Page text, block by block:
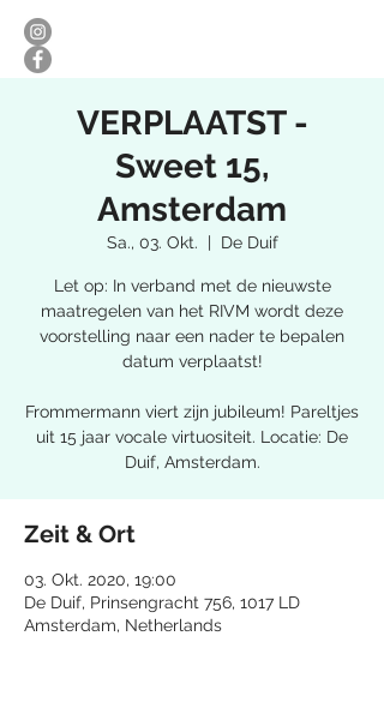
VERPLAATST -
Sweet 15,
Amsterdam
Sa., 03. Okt.
  |
De Duif
Let op: In verband met de nieuwste
maatregelen van het RIVM wordt deze
voorstelling naar een nader te bepalen
datum verplaatst!
Frommermann viert zijn jubileum! Pareltjes
uit 15 jaar vocale virtuositeit. Locatie: De
Duif, Amsterdam.
Zeit & Ort
03. Okt. 2020, 19:00
De Duif, Prinsengracht 756, 1017 LD
Amsterdam, Netherlands